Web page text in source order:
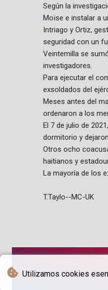
Utilizamos cookies
Según la
Moïse e instalar a
Intriago y Ortiz,
seguridad con un
Veintemilla se
investigadores.
Para ejecutar el
exsoldados del
Meses antes del
ordenaron a los
El 7 de julio de
dormitorio y
Otros ocho
haitianos y
La mayoría de los
T.Taylo--MC-UK